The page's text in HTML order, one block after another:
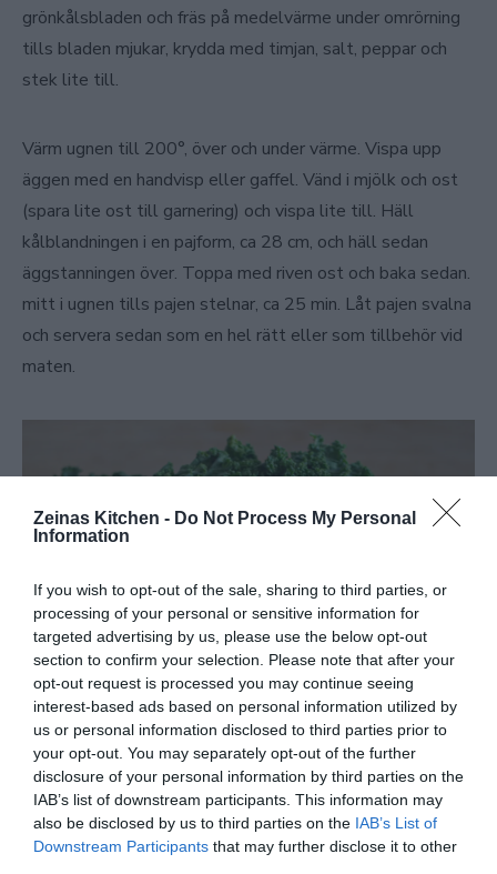
Zeinas Kitchen - Do Not Process My Personal
Information
If you wish to opt-out of the sale, sharing to third parties, or
processing of your personal or sensitive information for
targeted advertising by us, please use the below opt-out
section to confirm your selection. Please note that after your
opt-out request is processed you may continue seeing
interest-based ads based on personal information utilized by
us or personal information disclosed to third parties prior to
your opt-out. You may separately opt-out of the further
disclosure of your personal information by third parties on the
IAB’s list of downstream participants. This information may
also be disclosed by us to third parties on the IAB’s List of
Downstream Participants that may further disclose it to other
grönkålsbladen och fräs på medelvärme under omrörning
tills bladen mjukar, krydda med timjan, salt, peppar och
stek lite till.
Värm ugnen till 200°, över och under värme. Vispa upp
äggen med en handvisp eller gaffel. Vänd i mjölk och ost
(spara lite ost till garnering) och vispa lite till. Häll
kålblandningen i en pajform, ca 28 cm, och häll sedan
äggstanningen över. Toppa med riven ost och baka sedan.
mitt i ugnen tills pajen stelnar, ca 25 min. Låt pajen svalna
och servera sedan som en hel rätt eller som tillbehör vid
maten.